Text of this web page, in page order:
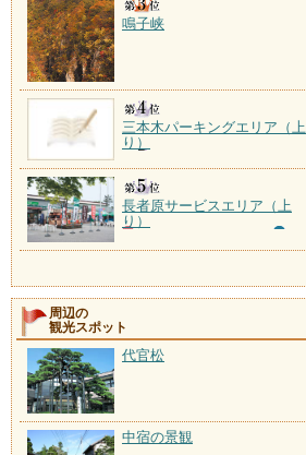
鳴子峡
三本木パーキングエリア（上
り）
長者原サービスエリア（上
り）
周辺の
観光スポット
代官松
中宿の景観